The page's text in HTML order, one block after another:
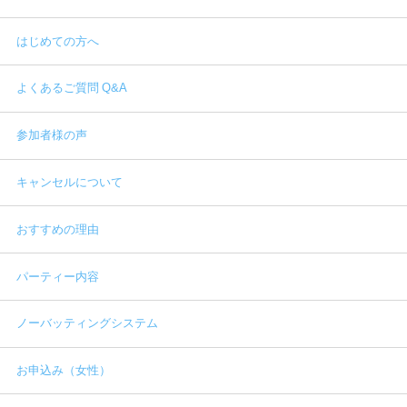
はじめての方へ
よくあるご質問 Q&A
参加者様の声
キャンセルについて
おすすめの理由
パーティー内容
ノーバッティングシステム
お申込み（女性）